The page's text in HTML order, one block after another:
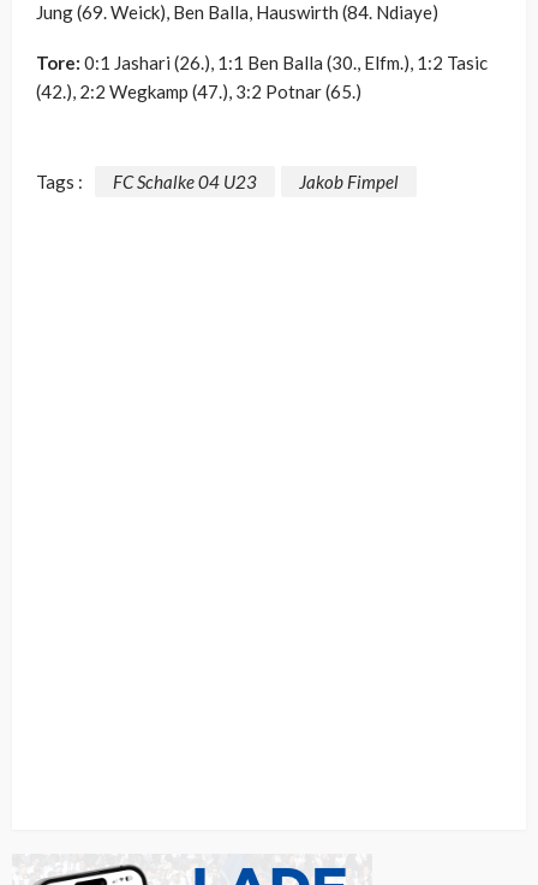
Jung (69. Weick), Ben Balla, Hauswirth (84. Ndiaye)
Tore: 0:1 Jashari (26.), 1:1 Ben Balla (30., Elfm.), 1:2 Tasic
(42.), 2:2 Wegkamp (47.), 3:2 Potnar (65.)
Tags : FC Schalke 04 U23 Jakob Fimpel